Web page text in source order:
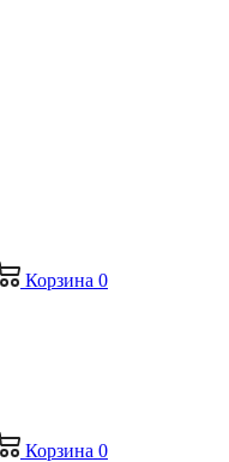
Корзина 0
Корзина 0